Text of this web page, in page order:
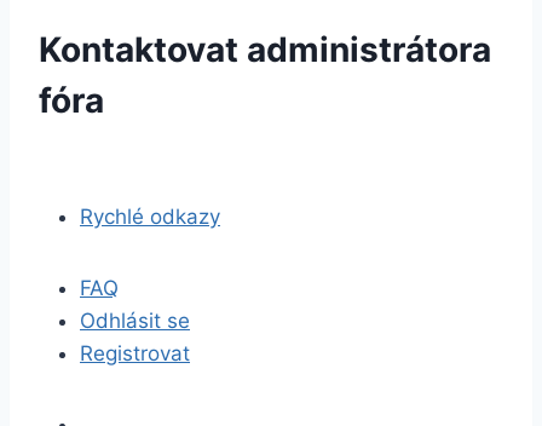
Kontaktovat administrátora
fóra
Rychlé odkazy
FAQ
Odhlásit se
Registrovat